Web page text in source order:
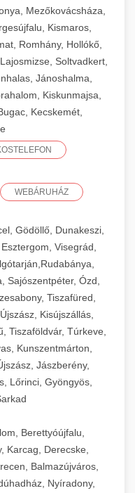
Mezőkovácsháza,
Kismaros,
Romhány, Hollókő,
Soltvadkert,
Jánoshalma,
Kiskunmajsa,
Kecskemét,
WEBÁRUHÁZ
Gödöllő, Dunakeszi,
Visegrád,
Sajószentpéter, Ózd,
Tiszafüred,
Kisújszállás,
Tiszaföldvár, Túrkeve,
Kunszentmárton,
Jászberény,
Lőrinci, Gyöngyös,
Berettyóújfalu,
Karcag, Derecske,
Balmazújváros,
Nyíradony,